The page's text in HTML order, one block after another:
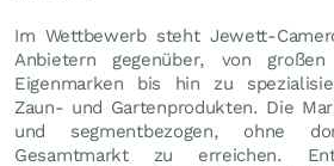
Im Wettbewerb steht Jewett-
Anbietern gegenüber, von
Eigenmarken bis hin zu
Zaun- und Gartenprodukten. Die
und segmentbezogen, ohne
Gesamtmarkt zu erreichen.